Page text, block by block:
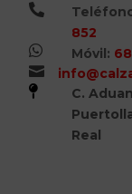

852

Móvil:


C.
Real